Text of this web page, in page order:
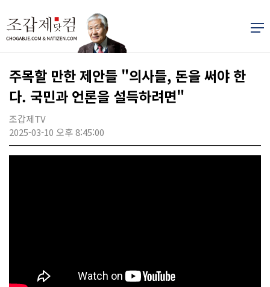
주목할 만한 제안들 "의사들, 돈을 써야 한
다. 국민과 언론을 설득하려면"
조갑제TV
2025-03-10 오후 8:45:00